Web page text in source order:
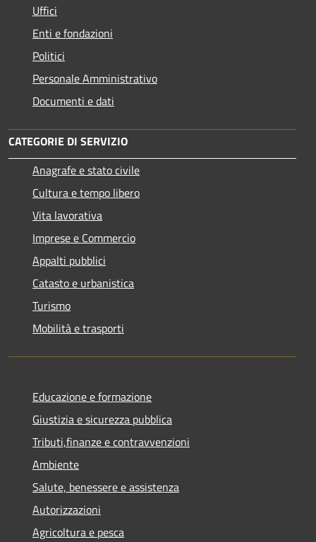
Uffici
Enti e fondazioni
Politici
Personale Amministrativo
Documenti e dati
CATEGORIE DI SERVIZIO
Anagrafe e stato civile
Cultura e tempo libero
Vita lavorativa
Imprese e Commercio
Appalti pubblici
Catasto e urbanistica
Turismo
Mobilità e trasporti
Educazione e formazione
Giustizia e sicurezza pubblica
Tributi,finanze e contravvenzioni
Ambiente
Salute, benessere e assistenza
Autorizzazioni
Agricoltura e pesca